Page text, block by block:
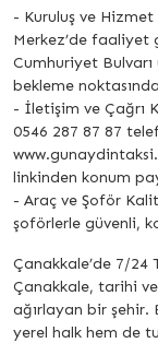
- Kuruluş ve Hizmet
Merkez’de faaliyet
Cumhuriyet
bekleme
- İletişim ve Çağrı
0546 287 87 87
linkinden konum
- Araç ve Şoför
şoförlerle güvenli,
Çanakkale’de 7/24
Çanakkale, tarihi
ağırlayan bir
yerel halk hem de